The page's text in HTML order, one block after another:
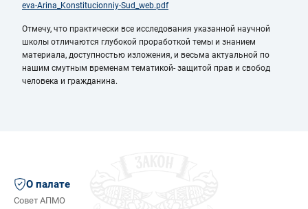
eva-Arina_Konstitucionniy-Sud_web.pdf
Отмечу, что практически все исследования указанной научной
школы отличаются глубокой проработкой темы и знанием
материала, доступностью изложения, и весьма актуальной по
нашим смутным временам тематикой- защитой прав и свобод
человека и гражданина.
О палате
Совет АПМО